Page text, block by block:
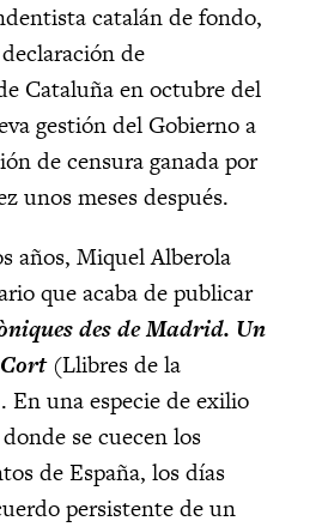
catalán de fondo,
de
Cataluña en octubre del
gestión del Gobierno a
de censura ganada por
unos meses después.
años, Miquel Alberola
que acaba de publicar
des de Madrid. Un
(Llibres de la
En una especie de exilio
se cuecen los
de España, los días
persistente de un